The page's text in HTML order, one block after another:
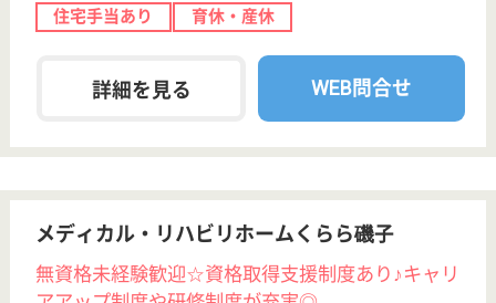
事業所情報の一部は、厚生労働省の介護事業所・生活関連情報
検索「介護サービス情報公表システム 」から転載しておりま